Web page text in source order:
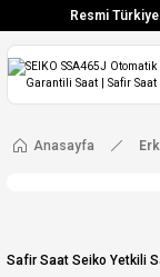
Resmi
Anasayfa
Safir Saat Seiko Yetkili